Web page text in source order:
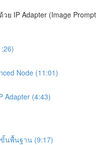
ย IP Adapter (Image Prompt
Node (11:01)
Adapter (4:43)
ขั้นพื้นฐาน (9:17)